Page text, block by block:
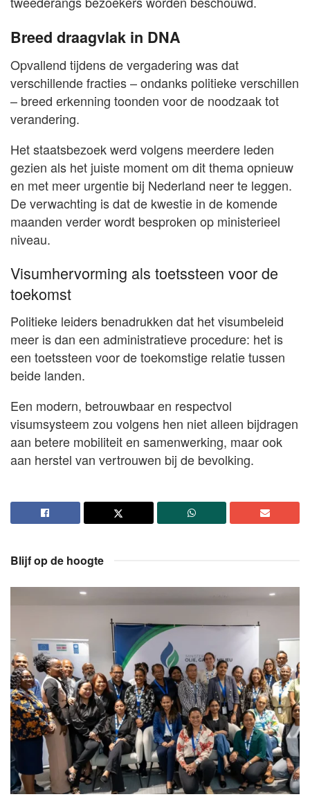
Breed draagvlak in DNA
Opvallend tijdens de vergadering was dat
verschillende fracties – ondanks politieke verschillen
– breed erkenning toonden voor de noodzaak tot
verandering.
Het staatsbezoek werd volgens meerdere leden
gezien als het juiste moment om dit thema opnieuw
en met meer urgentie bij Nederland neer te leggen.
De verwachting is dat de kwestie in de komende
maanden verder wordt besproken op ministerieel
niveau.
Visumhervorming als toetssteen voor de
toekomst
Politieke leiders benadrukken dat het visumbeleid
meer is dan een administratieve procedure: het is
een toetssteen voor de toekomstige relatie tussen
beide landen.
Een modern, betrouwbaar en respectvol
visumsysteem zou volgens hen niet alleen bijdragen
aan betere mobiliteit en samenwerking, maar ook
aan herstel van vertrouwen bij de bevolking.
Blijf op de hoogte